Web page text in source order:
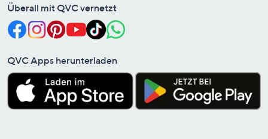
Überall mit QVC vernetzt
QVC Apps herunterladen